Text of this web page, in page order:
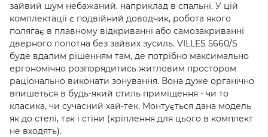
зайвий шум небажаний, наприклад в спальні. У цій
комплектації є подвійний доводчик, робота якого
полягає в плавному відкриванні або самозакриванні
дверного полотна без зайвих зусиль. VILLES 5660/S
буде вдалим рішенням там, де потрібно максимально
ергономічно розпорядитись житловим простором
раціонально виконати зонування. Вона дуже органічно
впишеться в будь-який стиль приміщення - чи то
класика, чи сучасний хай-тек. Монтується дана модель
як до стелі, так і стіни (кріплення для цього в комплект
не входять).